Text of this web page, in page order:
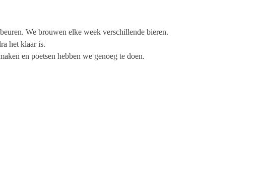
We brouwen elke week verschillende bieren.
het klaar is.
en poetsen hebben we genoeg te doen.